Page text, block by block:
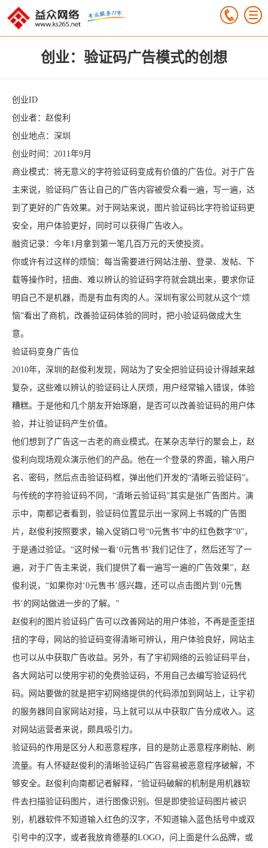
创业：验证码广告模式的创想
创业ID
创业者：赵俊利
创业地点：深圳
创业时间：2011年9月
商业模式：将无意义的字符验证码变成有价值的广告位。对于广告
主来说，验证码广告让自己的广告内容被受众看一遍，写一遍，达
到了更好的广告效果。对于网站来说，图片验证码比字符验证码更
安全，用户体验更好，同时可以获得广告收入。
融资记录：今年1月拿到第一笔几百万元的天使投资。
你或许有过这样的烦恼：每当需要进行网站注册、登录、发帖、下
载等操作时，扭曲、难以辨认的验证码字符就会跳出来，要求你证
明自己不是机器，而是有血有肉的人。深圳有家公司就从这个“烦
恼”看出了商机，改善验证码体验的同时，把小验证码做成大生
意。
验证码变身广告位
2010年，深圳的赵俊利发现，网站为了安全把验证码设计得越来越
复杂，这些难以辨认的验证码让人厌烦，用户经常输入错误，体验
糟糕。于是他和几个朋友开始琢磨，是否可以改善验证码的用户体
验，并让验证码产生价值。
他们想到了广告这一古老的商业模式。在某杂志举行的聚会上，赵
俊利向现场观众演示他们的产品。他在一个登录的界面，输入用户
名、密码，然后点击验证码框，弹出他们开发的“清晰云验证码”。
与传统的字符验证码不同，“清晰云验证码”其实是张广告图片。演
示中，南都记者看到，验证码位置显示出一家网上书城的广告图
片，赵俊利按照要求，输入促销口号“0元售书”中的红色数字“0”，
于是通过验证。“这时候一看‘0元售书’我们记住了，然后还写了一
遍，对于广告主来说，我们提供了看一遍写一遍的广告效果”，赵
俊利说，“如果你对‘0元售书’感兴趣，还可以点击图片到‘0元售
书’的网站做进一步的了解。”
赵俊利的图片验证码广告可以改善网站的用户体验，不再是歪歪扭
扭的字母，网站的验证码变得清晰可辨认，用户体验良好，网站主
也可以从中获取广告收益。另外，有了宇初网络的云验证码平台，
各大网站可以使用宇初的免费验证码，不用自己去编写验证码代
码。网站要做的就是把宇初网络提供的代码添加到网站上，让宇初
的服务器同自家网站对接，马上就可以从中获取广告分成收入。这
对网站运营者来说，颇具吸引力。
验证码的作用是区分人和恶意程序，目的是防止恶意程序刷帖、刷
流量。有人怀疑赵俊利的清晰验证码广告容易被恶意程序破解，不
够安全。赵俊利向南都记者解释，“验证码破解的机制是用机器软
件去扫描验证码图片，进行图像识别。但是即使验证码图片被识
别，机器软件不知道输入红色的汉字，不知道输入蓝色括号中或双
引号中的汉字，或者我放肯德基的LOGO，问上面是什么品牌，或